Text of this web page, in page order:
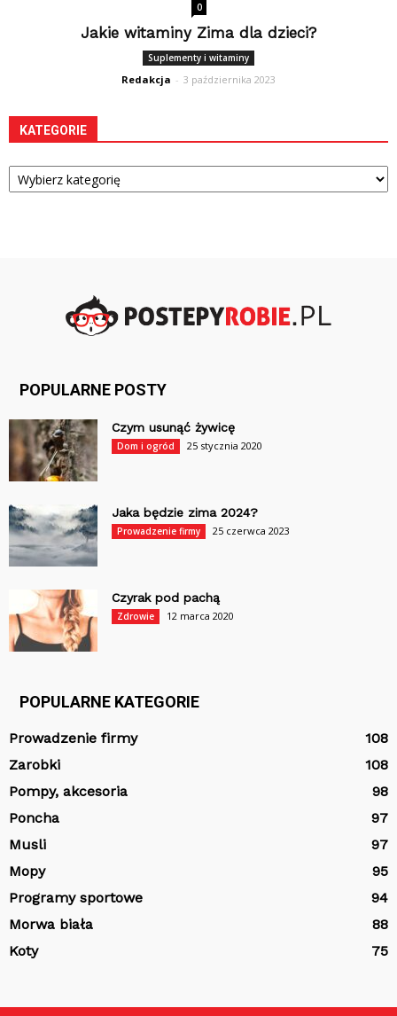
0
Jakie witaminy Zima dla dzieci?
Suplementy i witaminy
Redakcja - 3 października 2023
KATEGORIE
Kategorie
POPULARNE POSTY
Czym usunąć żywicę
Dom i ogród 25 stycznia 2020
Jaka będzie zima 2024?
Prowadzenie firmy 25 czerwca 2023
Czyrak pod pachą
Zdrowie 12 marca 2020
POPULARNE KATEGORIE
Prowadzenie firmy
108
Zarobki
108
Pompy, akcesoria
98
Poncha
97
Musli
97
Mopy
95
Programy sportowe
94
Morwa biała
88
Koty
75